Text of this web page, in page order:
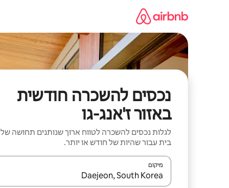
נכסים להשכרה חודשית
באזור ז'אנג-גו
לגלות נכסים להשכרה לטווח ארוך שנותנים תחושה של
בית עבור שהיות של חודש או יותר.
מיקום
כאשר התוצאות יהיו זמינות, יש לנווט עם מקשי החיצים